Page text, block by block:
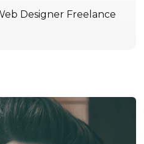
Designer Freelance